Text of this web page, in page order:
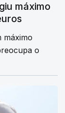
máximo
máximo
o